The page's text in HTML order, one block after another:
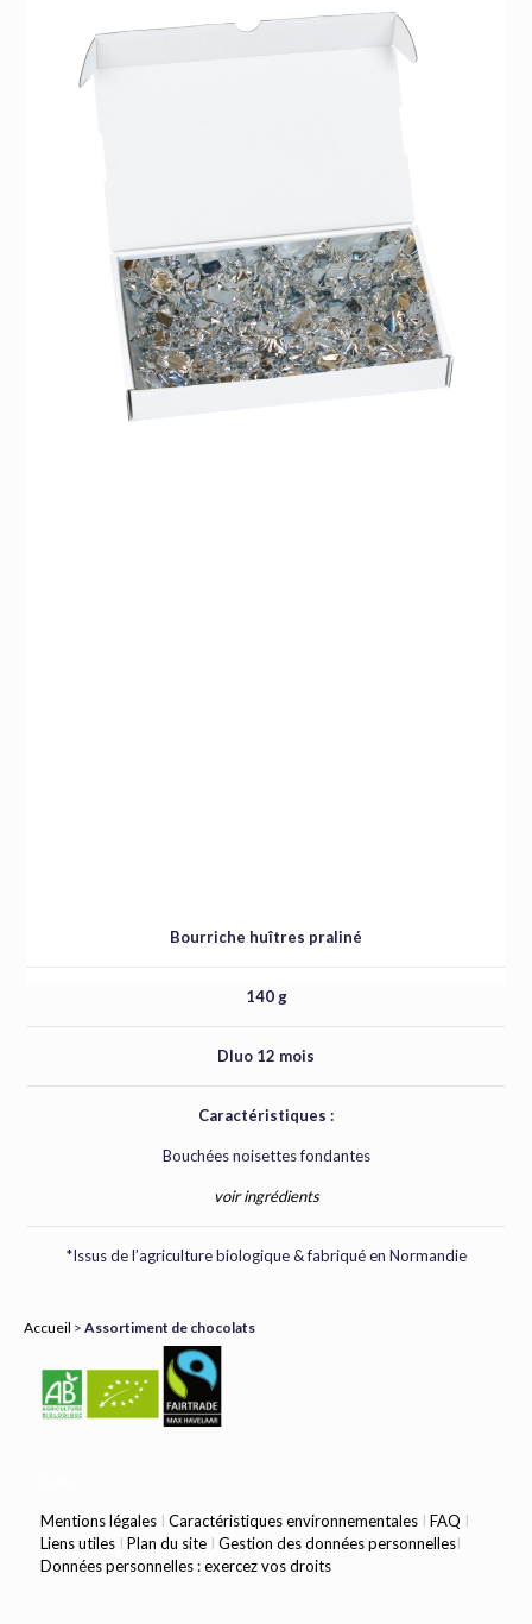
Bourriche huîtres praliné
140 g
Dluo 12 mois
Caractéristiques :
Bouchées noisettes fondantes
voir ingrédients
*Issus de l’agriculture biologique & fabriqué en Normandie
Accueil > Assortiment de chocolats
Mentions légalesI Caractéristiques environnementalesI FAQ I
Liens utilesI Plan du site I Gestion des données personnellesI
Données personnelles : exercez vos droits